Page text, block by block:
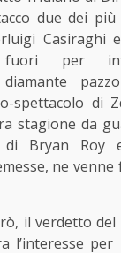
due dei
Casiraghi
fuori per
spettacolo di
stagione da
di Bryan Roy
ne
il verdetto del
l’interesse per